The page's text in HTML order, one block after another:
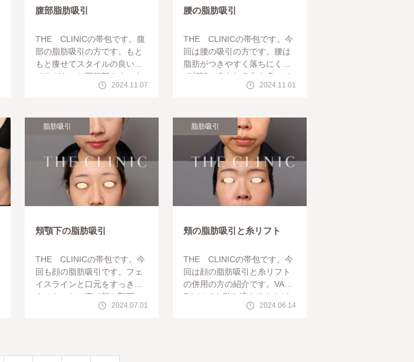
腹部脂肪吸引
THE CLINICの帯包です。腹
部の脂肪吸引の方です。もと
もと痩せてスタイルの良い方
ですがもっと下腹部をすっき
りさせたいとのことで脂肪吸
2024.11.07
腰の脂肪吸引
THE CLINICの帯包です。今
回は腰の吸引の方です。腰は
脂肪がつきやすく落ちにくく
て相談に来られる方も多いで
す。そのため脂肪吸引する部
2024.11.01
脂肪吸引
頬顎下の脂肪吸引
THE CLINICの帯包です。今
回も顔の脂肪吸引です。フェ
イスラインと口元をすっきり
させたいとの事で頬と顎下の
脂肪吸引をさせて頂きました
2024.07.01
脂肪吸引
頬の脂肪吸引と糸リフト
THE CLINICの帯包です。今
回は顔の脂肪吸引と糸リフト
の併用の方の紹介です。VASE
Rだけでも引き締まりますが
糸リフトを併用することでよ
2024.06.14